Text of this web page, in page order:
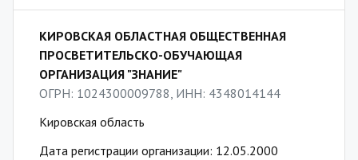
КИРОВСКАЯ ОБЛАСТНАЯ ОБЩЕСТВЕННАЯ
ПРОСВЕТИТЕЛЬСКО-ОБУЧАЮЩАЯ
ОРГАНИЗАЦИЯ "ЗНАНИЕ"
ОГРН: 1024300009788, ИНН: 4348014144
Кировская область
Дата регистрации организации: 12.05.2000